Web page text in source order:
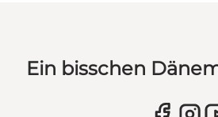
Ein bisschen